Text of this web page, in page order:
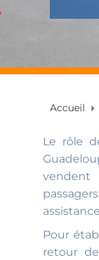
Accueil
Le rôle
vendent
Pour
retour